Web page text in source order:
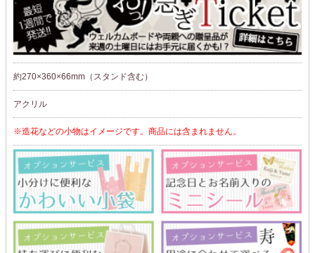
約270×360×66mm（スタンド含む）
アクリル
※造花などの小物はイメージです。商品には含まれません。